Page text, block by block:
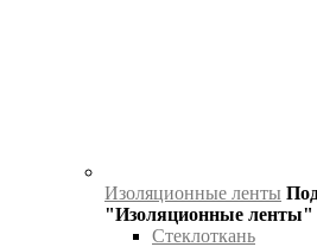
Изоляционные ленты
"Изоляционные ленты"
Стеклоткань